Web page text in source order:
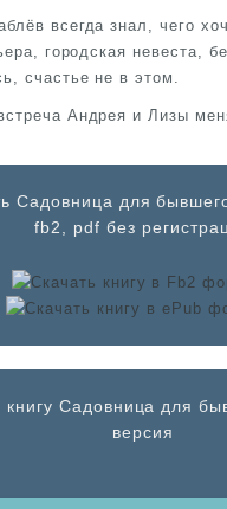
всегда знал, чего
городская невеста,
счастье не в этом.
Андрея и Лизы
Садовница для
fb2, pdf без
книгу Садовница для
версия